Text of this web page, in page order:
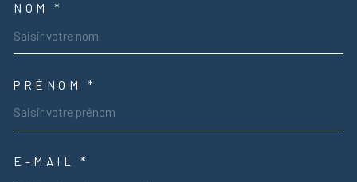
NOM *
PRÉNOM *
E-MAIL *